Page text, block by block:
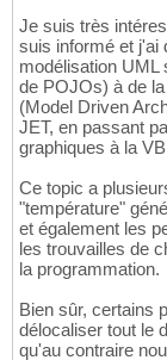
Je suis très
suis informé et j'ai
modélisation UML
de POJOs) à de
(Model Driven
JET, en passant
graphiques à la
Ce topic a
"température"
et également les
les trouvailles de
la programmation.
Bien sûr, certains
délocaliser tout le
qu'au contraire